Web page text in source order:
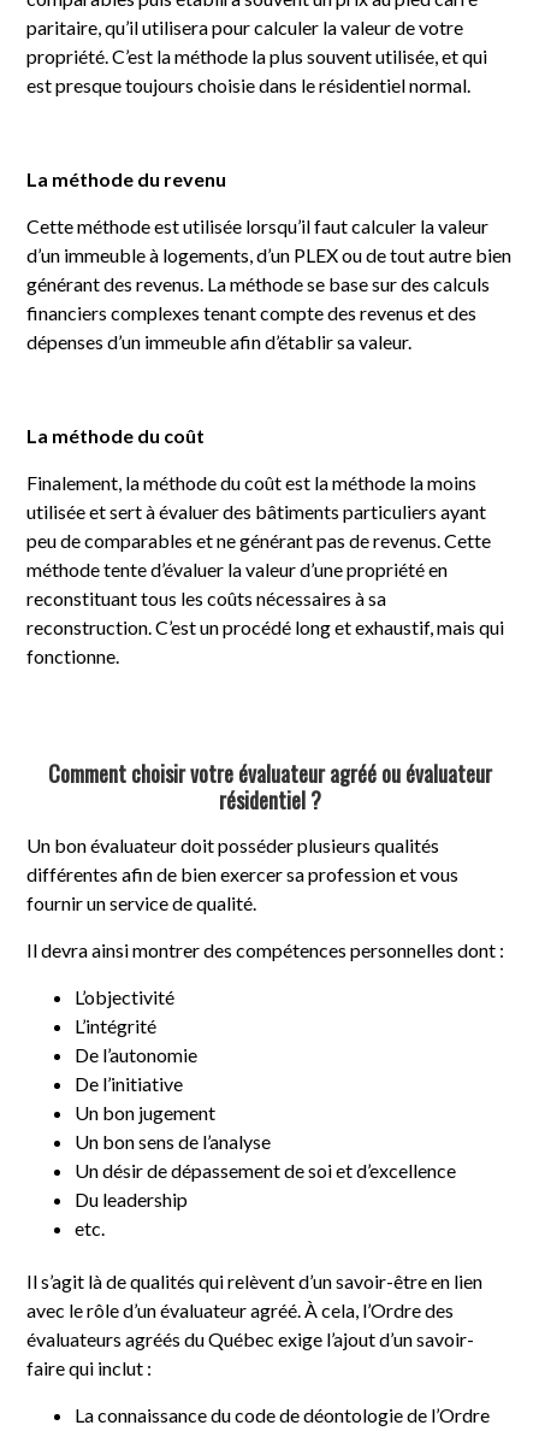
paritaire, qu’il utilisera pour calculer la valeur de votre
propriété. C’est la méthode la plus souvent utilisée, et qui
est presque toujours choisie dans le résidentiel normal.
La méthode du revenu
Cette méthode est utilisée lorsqu’il faut calculer la valeur
d’un immeuble à logements, d’un PLEX ou de tout autre bien
générant des revenus. La méthode se base sur des calculs
financiers complexes tenant compte des revenus et des
dépenses d’un immeuble afin d’établir sa valeur.
La méthode du coût
Finalement, la méthode du coût est la méthode la moins
utilisée et sert à évaluer des bâtiments particuliers ayant
peu de comparables et ne générant pas de revenus. Cette
méthode tente d’évaluer la valeur d’une propriété en
reconstituant tous les coûts nécessaires à sa
reconstruction. C’est un procédé long et exhaustif, mais qui
fonctionne.
Comment choisir votre évaluateur agréé ou évaluateur
résidentiel ?
Un bon évaluateur doit posséder plusieurs qualités
différentes afin de bien exercer sa profession et vous
fournir un service de qualité.
Il devra ainsi montrer des compétences personnelles dont :
L’objectivité
L’intégrité
De l’autonomie
De l’initiative
Un bon jugement
Un bon sens de l’analyse
Un désir de dépassement de soi et d’excellence
Du leadership
etc.
Il s’agit là de qualités qui relèvent d’un savoir-être en lien
avec le rôle d’un évaluateur agréé. À cela, l’Ordre des
évaluateurs agréés du Québec exige l’ajout d’un savoir-
faire qui inclut :
La connaissance du code de déontologie de l’Ordre